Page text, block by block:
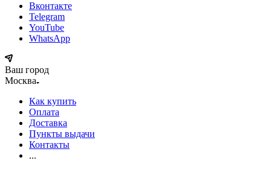
Вконтакте
Telegram
YouTube
WhatsApp
Ваш город
Москва
Как купить
Оплата
Доставка
Пункты выдачи
Контакты
...